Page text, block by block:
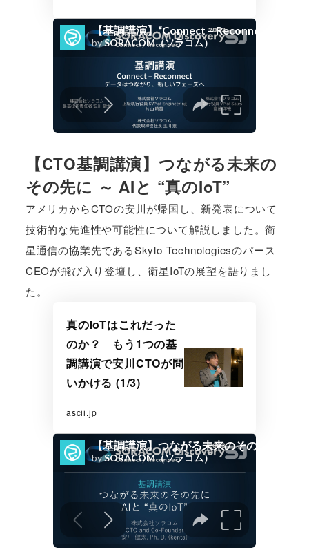
【CTO基調講演】つながる未来の
その先に ～ AIと “真のIoT”
アメリカからCTOの安川が帰国し、新発表について
技術的な先進性や可能性について解説しました。衛
星通信の協業先であるSkylo Technologiesのパース
CEOが飛び入り登壇し、衛星IoTの展望を語りまし
た。
真のIoTはこれだった
のか？ もう1つの基
調講演で安川CTOが問
いかける (1/3)
ascii.jp